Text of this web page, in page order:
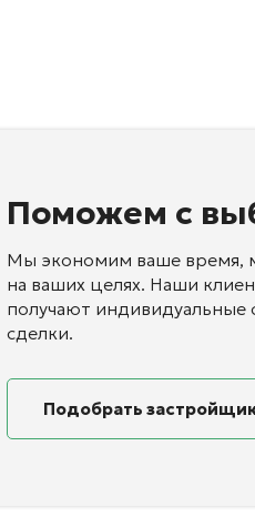
Поможем с
Мы экономим ваше время,
на ваших целях. Наши
получают индивидуальные
сделки.
Подобрать